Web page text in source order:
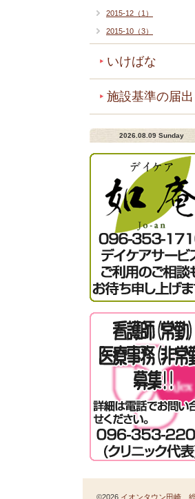
2015-12（1）
2015-10（3）
いけばな
施設基準の届出
2026.08.09 Sunday
©2026 イオンタウン田崎